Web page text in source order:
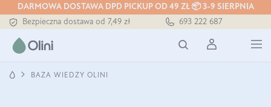
DARMOWA DOSTAWA DPD PICKUP OD 49 ZŁ 📦 3-9 SIERPNIA
Bezpieczna dostawa od 7,49 zł
Darmowa dostawa od 199 zł
Tłoczony zawsze na zimno
693 222 687
BAZA WIEDZY OLINI